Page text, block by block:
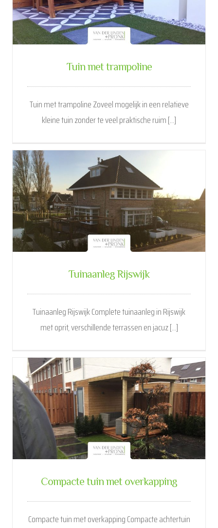
Tuin met trampoline
Tuin met trampoline Zoveel mogelijk in een relatieve
kleine tuin zonder te veel praktische ruim [...]
Tuinaanleg Rijswijk
Tuinaanleg Rijswijk Complete tuinaanleg in Rijswijk
met oprit, verschillende terrassen en jacuz [...]
Compacte tuin met overkapping
Compacte tuin met overkapping Compacte achtertuin